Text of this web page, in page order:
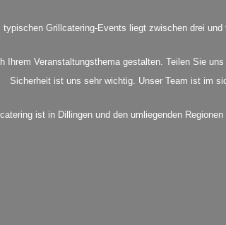
typischen Grillcatering-Events liegt zwischen drei
Ihrem Veranstaltungsthema gestalten. Teilen Sie
Sicherheit ist uns sehr wichtig. Unser Team ist im
ist in Dillingen und den umliegenden